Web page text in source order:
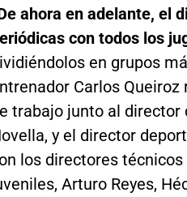
ahora en adelante, el
con todos los
en grupos
Carlos
trabajo junto al director
y el director
los directores
Arturo Reyes,